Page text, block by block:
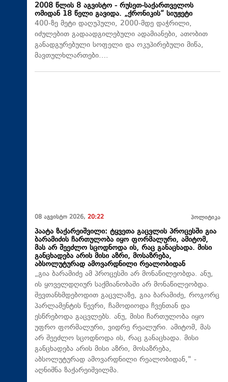
2008 წლის 8 აგვისტო - რუსეთ-საქართველოს
ომიდან 18 წელი გავიდა. „ქრონიკის“ სიუჟეტი
400-ზე მეტი დაღუპული, 2000-მდე დაჭრილი,
იძულებით გადაადგილებული ადამიანები, ათობით
განადგურებული სოფელი და ოკუპირებული მიწა,
მავთულხლართები….
08 აგვისტო 2026, 20:22 პოლიტიკა
პაატა ზაქარეიშვილი: ტყვეთა გაცვლის პროცესში გია
ბარამიძის ჩართულობა იყო ფორმალური, ამიტომ,
მას არ შეეძლო სცოდნოდა ის, რაც განაცხადა. მისი
განცხადება არის მისი აზრი, მოსაზრება,
აბსოლუტურად ამოვარდნილი რეალობიდან
„გია ბარამიძე ამ პროცესში არ მონაწილეობდა. ანუ,
ის ყოველდღიურ საქმიანობაში არ მონაწილეობდა.
შევთანხმდებოდით გაცვლაზე, გია ბარამიძე, როგორც
პარლამენტის წევრი, ჩამოდიოდა ჩვენთან და
ესწრებოდა გაცვლებს. ანუ, მისი ჩართულობა იყო
უფრო ფორმალური, ვიდრე რეალური. ამიტომ, მას
არ შეეძლო სცოდნოდა ის, რაც განაცხადა. მისი
განცხადება არის მისი აზრი, მოსაზრება,
აბსოლუტურად ამოვარდნილი რეალობიდან," -
აღნიშნა ზაქარეიშვილმა.